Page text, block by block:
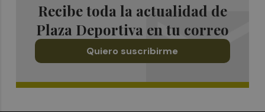
Recibe toda la actualidad de
Plaza Deportiva en tu correo
Quiero suscribirme